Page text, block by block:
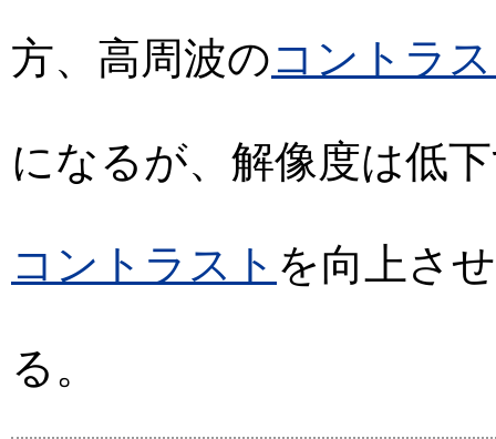
方、高周波のコントラ
になるが、解像度は低
コントラスト を向上さ
る。